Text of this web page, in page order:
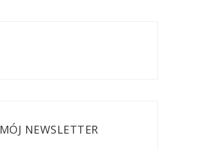
MÓJ NEWSLETTER